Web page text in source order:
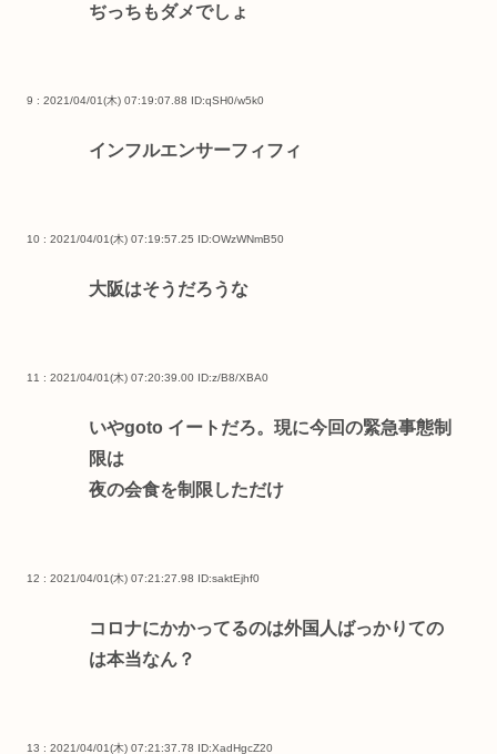
ぢっちもダメでしょ
9 : 2021/04/01(木) 07:19:07.88 ID:qSH0/w5k0
インフルエンサーフィフィ
10 : 2021/04/01(木) 07:19:57.25 ID:OWzWNmB50
大阪はそうだろうな
11 : 2021/04/01(木) 07:20:39.00 ID:z/B8/XBA0
いやgoto イートだろ。現に今回の緊急事態制
限は
夜の会食を制限しただけ
12 : 2021/04/01(木) 07:21:27.98 ID:saktEjhf0
コロナにかかってるのは外国人ばっかりての
は本当なん？
13 : 2021/04/01(木) 07:21:37.78 ID:XadHgcZ20